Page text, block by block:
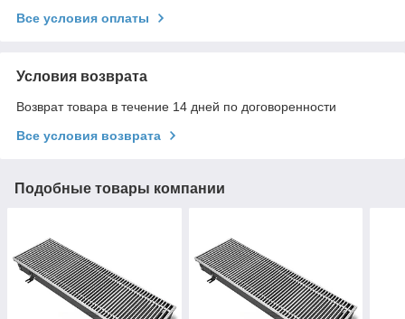
Все условия оплаты
Условия возврата
Возврат товара в течение 14 дней по договоренности
Все условия возврата
Подобные товары компании